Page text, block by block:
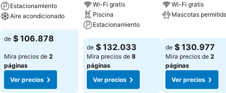
Estacionamiento
Aire acondicionado
Ver precios
de $ 106.878
Mira precios de 2
páginas
Ver precios
Wi-Fi gratis
Piscina
Estacionamiento
Ver precios
de $ 132.033
Mira precios de 8
páginas
Ver precios
Wi-Fi gratis
Mascotas
de $ 130.977
Mira precios de 2
páginas
Ver precios